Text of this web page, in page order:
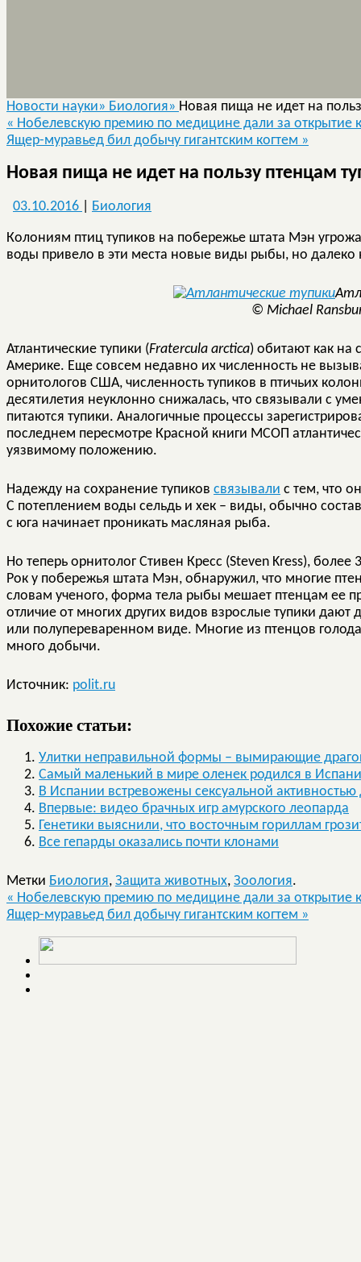
Новости науки» Биология» Новая пища не идет на
« Нобелевскую премию по медицине дали за открытие
Ящер-муравьед бил добычу гигантским когтем »
Новая пища не идет на пользу птенцам
03.10.2016 Биология
Колониям птиц тупиков на побережье штата Мэн
воды привело в эти места новые виды рыбы, но далеко
© Michael
Атлантические тупики (Fratercula arctica) обитают как на
Америке. Еще совсем недавно их численность не
орнитологов США, численность тупиков в птичьих
десятилетия неуклонно снижалась, что связывали с
питаются тупики. Аналогичные процессы
последнем пересмотре Красной книги МСОП
уязвимому положению.
Надежду на сохранение тупиков связывали с тем, что
С потеплением воды сельдь и хек – виды, обычно
с юга начинает проникать масляная рыба.
Но теперь орнитолог Стивен Кресс (Steven Kress), более
Рок у побережья штата Мэн, обнаружил, что многие
словам ученого, форма тела рыбы мешает птенцам ее
отличие от многих других видов взрослые тупики
или полупереваренном виде. Многие из птенцов
много добычи.
Источник: polit.ru
Похожие статьи:
Улитки неправильной формы – вымирающие
Самый маленький в мире оленек родился в
В Испании встревожены сексуальной
Впервые: видео брачных игр амурского леопарда
Генетики выяснили, что восточным гориллам
Все гепарды оказались почти клонами
Метки Биология, Защита животных, Зоология.
« Нобелевскую премию по медицине дали за открытие
Ящер-муравьед бил добычу гигантским когтем »